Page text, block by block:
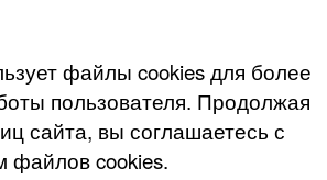
файлы cookies для более
пользователя. Продолжая
сайта, вы соглашаетесь с
файлов cookies.